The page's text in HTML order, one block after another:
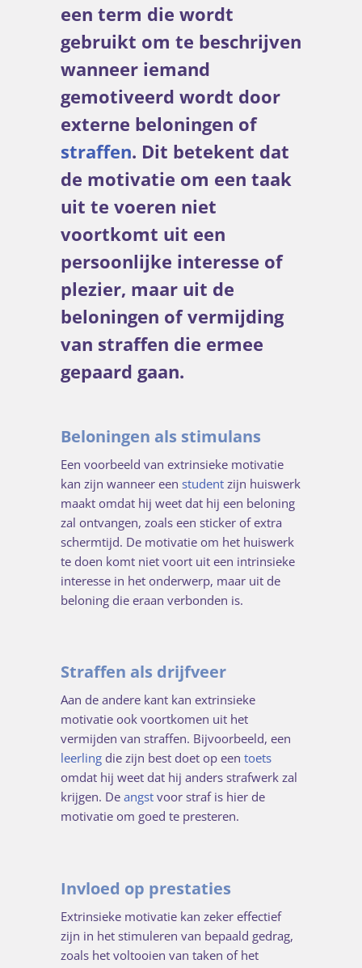
een term die wordt
gebruikt om te beschrijven
wanneer iemand
gemotiveerd wordt door
externe beloningen of
straffen. Dit betekent dat
de motivatie om een taak
uit te voeren niet
voortkomt uit een
persoonlijke interesse of
plezier, maar uit de
beloningen of vermijding
van straffen die ermee
gepaard gaan.
Beloningen als stimulans
Een voorbeeld van extrinsieke motivatie
kan zijn wanneer een student zijn huiswerk
maakt omdat hij weet dat hij een beloning
zal ontvangen, zoals een sticker of extra
schermtijd. De motivatie om het huiswerk
te doen komt niet voort uit een intrinsieke
interesse in het onderwerp, maar uit de
beloning die eraan verbonden is.
Straffen als drijfveer
Aan de andere kant kan extrinsieke
motivatie ook voortkomen uit het
vermijden van straffen. Bijvoorbeeld, een
leerling die zijn best doet op een toets
omdat hij weet dat hij anders strafwerk zal
krijgen. De angst voor straf is hier de
motivatie om goed te presteren.
Invloed op prestaties
Extrinsieke motivatie kan zeker effectief
zijn in het stimuleren van bepaald gedrag,
zoals het voltooien van taken of het